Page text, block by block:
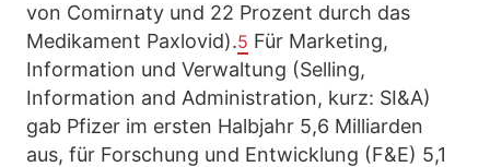
von Comirnaty und 22 Prozent durch das
Medikament Paxlovid).5 Für Marketing,
Information und Verwaltung (Selling,
Information and Administration, kurz: SI&A)
gab Pfizer im ersten Halbjahr 5,6 Milliarden
aus, für Forschung und Entwicklung (F&E) 5,1